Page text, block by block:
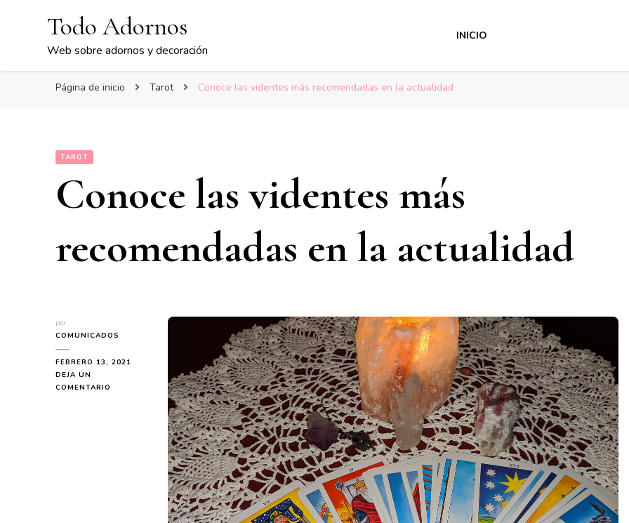
Todo Adornos
Web sobre adornos y decoración
INICIO
Página de inicio Tarot Conoce las videntes más recomendadas en la actualidad
TAROT
Conoce las videntes más
recomendadas en la actualidad
por
COMUNICADOS
FEBRERO 13, 2021
DEJA UN
COMENTARIO
RECOMENDADAS